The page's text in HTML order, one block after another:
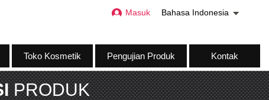
Toko Kosmetik Pengujian Produk Kontak
Masuk Bahasa Indonesia
PRODUK